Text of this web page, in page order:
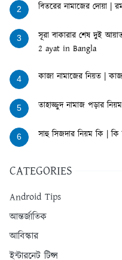
2 বিতরের নামাজের দোয়া |
3
সূরা বাকারার শেষ দুই
2 ayat in Bangla
4 কাজা নামাজের নিয়ত |
5 তাহাজ্জুদ নামাজ পড়ার
6 সাহু সিজদার নিয়ম কি |
CATEGORIES
Android Tips
আন্তর্জাতিক
আবিস্কার
ইন্টারনেট টিপ্স